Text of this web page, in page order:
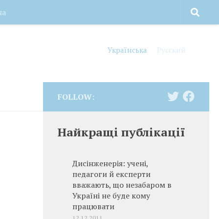
Українська Русский
FOLLOW:
Найкращі публікації
Дисінженерія: учені,
педагоги й експерти
вважають, що незабаром в
Україні не буде кому
працювати